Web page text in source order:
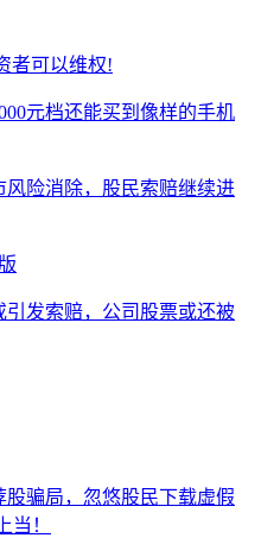
者可以维权!
元档还能买到像样的手机
风险消除，股民索赔继续进
引发索赔，公司股票或还被
骗局，忽悠股民下载虚假
当！